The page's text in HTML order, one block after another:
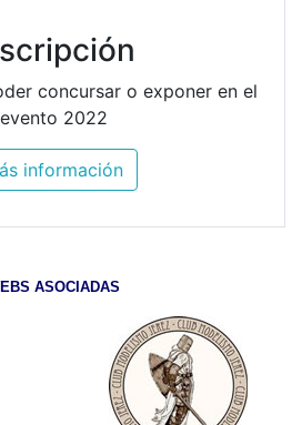
concursar o exponer en el
evento 2022
información
ASOCIADAS